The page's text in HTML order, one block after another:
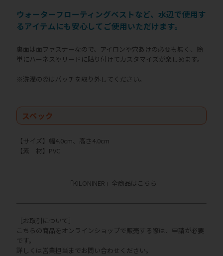
ウォーターフローティングベストなど、水辺で使用す
るアイテムにも安心してご使用いただけます。
裏面は面ファスナーなので、アイロンや穴あけの必要も無く、簡
単にハーネスやリードに貼り付けてカスタマイズが楽しめます。
※洗濯の際はパッチを取り外してください。
スペック
【サイズ】幅4.0cm、高さ4.0cm
【素 材】PVC
「KILONINER」全商品はこちら
［お取引について］
こちらの商品をオンラインショップで販売する際は、申請が必要
です。
詳しくは営業担当までお問い合わせください。